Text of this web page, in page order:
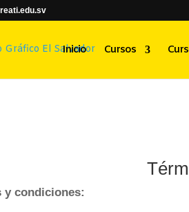
Inicio Cursos
y condiciones: